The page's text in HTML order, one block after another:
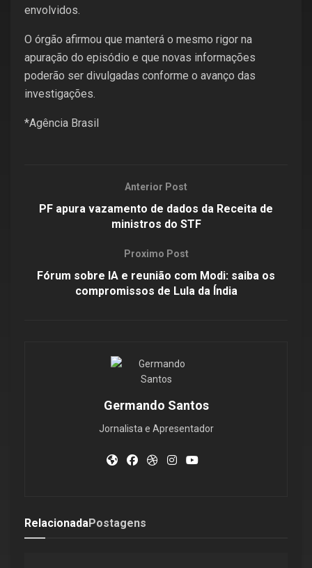
envolvidos.
O órgão afirmou que manterá o mesmo rigor na
apuração do episódio e que novas informações
poderão ser divulgadas conforme o avanço das
investigações.
*Agência Brasil
Anterior Post
PF apura vazamento de dados da Receita de
ministros do STF
Proximo Post
Fórum sobre IA e reunião com Modi: saiba os
compromissos de Lula da Índia
Germando Santos
Jornalista e Apresentador
RelacionadaPostagens